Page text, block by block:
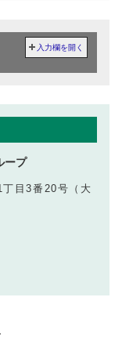
入力欄を開く
ープ
目3番20号（大